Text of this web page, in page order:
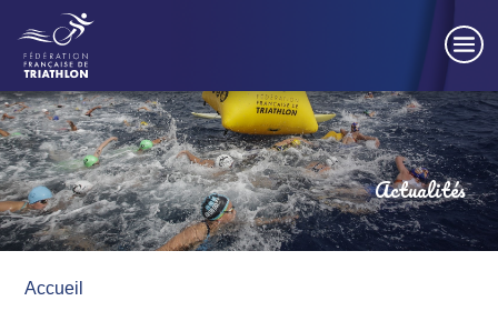
Actualités
Accueil
Panneau de gestion des cookies